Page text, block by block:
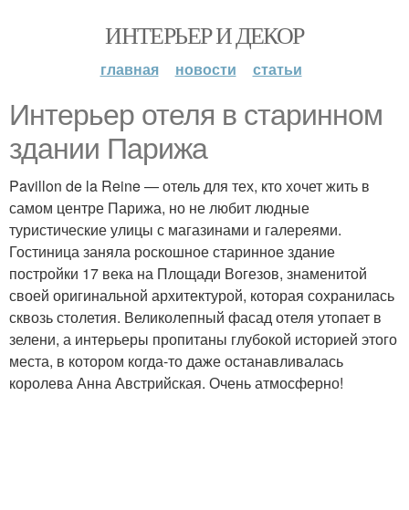
ИНТЕРЬЕР И ДЕКОР
главная новости статьи
Интерьер отеля в старинном
здании Парижа
Pavillon de la Reine — отель для тех, кто хочет жить в
самом центре Парижа, но не любит людные
туристические улицы с магазинами и галереями.
Гостиница заняла роскошное старинное здание
постройки 17 века на Площади Вогезов, знаменитой
своей оригинальной архитектурой, которая сохранилась
сквозь столетия. Великолепный фасад отеля утопает в
зелени, а интерьеры пропитаны глубокой историей этого
места, в котором когда-то даже останавливалась
королева Анна Австрийская. Очень атмосферно!